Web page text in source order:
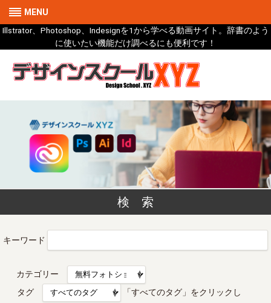
MENU
Illstrator、Photoshop、Indesignを1から学べる動画サイト。辞書のよう
に使いたい機能だけ調べるにも便利です！
検 索
キーワード
カテゴリー
タグ
「すべてのタグ」をクリックし